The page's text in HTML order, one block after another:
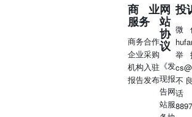
商业
服务
商务合作
企业采购
机构入驻
报告发布
网
站
协
议
《发
现报
告网
站服
投
微
举
不